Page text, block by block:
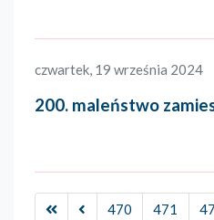
czwartek, 19 września 2024
200. maleństwo
470 471